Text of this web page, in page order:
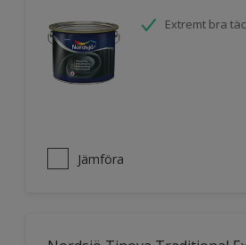
Extremt bra
Jämföra